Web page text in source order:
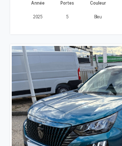
Année
2025
Portes
5
Couleur
Bleu